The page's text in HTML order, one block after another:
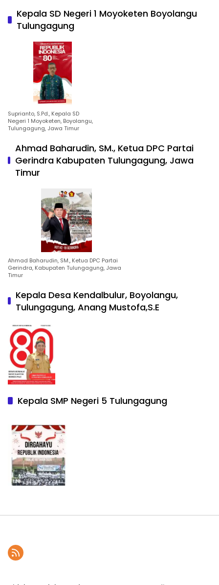
Kepala SD Negeri 1 Moyoketen Boyolangu
Tulungagung
Suprianto, S.Pd., Kepala SD
Negeri 1 Moyoketen, Boyolangu,
Tulungagung, Jawa Timur
Ahmad Baharudin, SM., Ketua DPC Partai
Gerindra Kabupaten Tulungagung, Jawa
Timur
Ahmad Baharudin, SM., Ketua DPC Partai
Gerindra, Kabupaten Tulungagung, Jawa
Timur
Kepala Desa Kendalbulur, Boyolangu,
Tulungagung, Anang Mustofa,S.E
Kepala SMP Negeri 5 Tulungagung